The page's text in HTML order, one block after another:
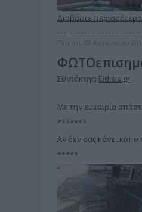
Διαβάστε
Πέμπτη, 02 Αυγούστου
Συντάκτης: Eidisis.gr
Με την ευκαιρία
*******
Αν δεν σας κάνει κόπο
*****